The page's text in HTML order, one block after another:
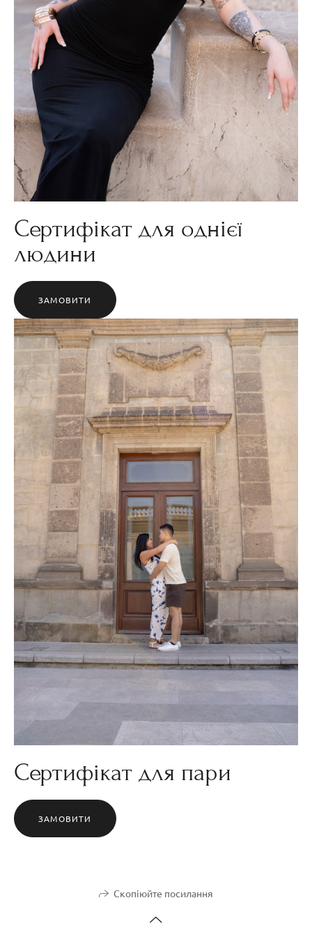
Сертифікат для однієї
людини
ЗАМОВИТИ
Сертифікат для пари
ЗАМОВИТИ
Скопіюйте посилання